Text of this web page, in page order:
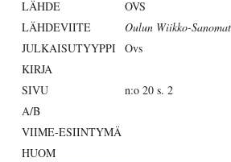
LÄHDE
OVS
LÄHDEVIITE
Oulun Wiikko-Sanomat
JULKAISUTYYPPI Ovs
KIRJA
SIVU
n:o 20 s. 2
A/B
VIIME-ESIINTYMÄ
HUOM